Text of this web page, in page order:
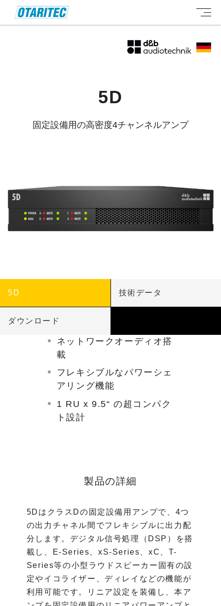
5D
固定設備用の高密度4チャンネルアンプ
5D 技術データ
ダウンロード
ネットワークオーディオ搭
載
フレキシブルなパワーシェ
アリング機能
1 RU x 9.5“ の超コンパク
ト設計
製品の詳細
5DはクラスDの固定設備用アンプで、4つ
の出力チャネル間でフレキシブルに出力配
分します。デジタル信号処理（DSP）を搭
載し、E-Series、xS-Series、xC、T-
Series等の小型ラウドスピーカー固有の設
定やイコライザー、ディレイなどの機能が
利用可能です。リニア設定を装備し、本ア